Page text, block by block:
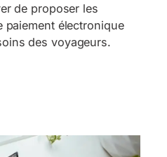
de proposer les
paiement électronique
des voyageurs.